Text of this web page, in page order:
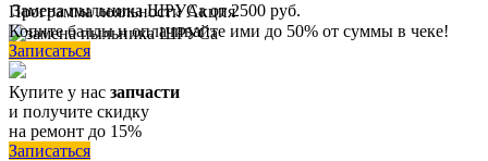
Замена пыльника ШРУСа от 2500 руб.
ПрограммалояльностиАкция
Копите баллы и оплачивайте ими до 50% от суммы в чеке!
Записаться
Купите у нас запчасти
и получите скидку
на ремонт до 15%
Записаться